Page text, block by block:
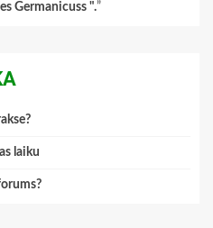
Germanicuss ".”
laiku